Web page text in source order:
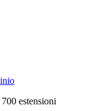
estensioni